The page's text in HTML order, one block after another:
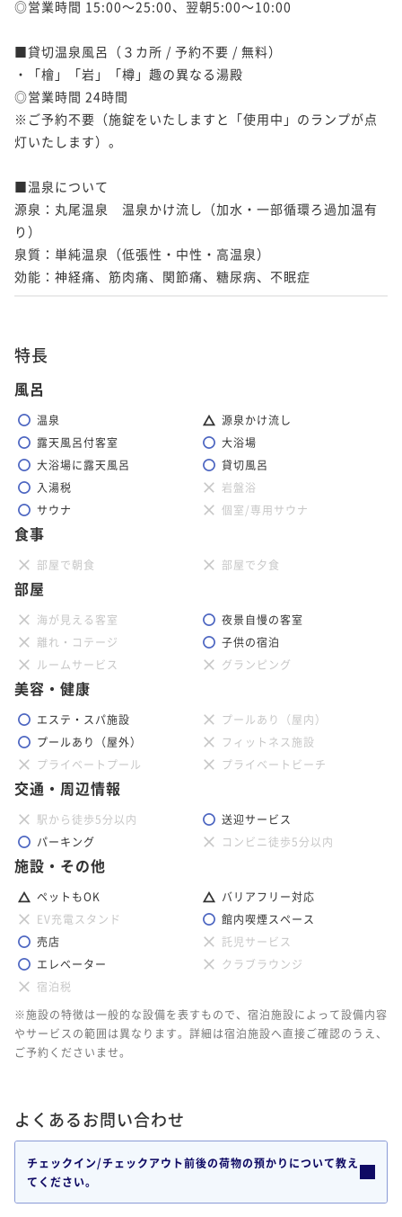
◎営業時間 15:00～25:00、翌朝5:00～10:00
■貸切温泉風呂（３カ所 / 予約不要 / 無料）
・「檜」「岩」「樽」趣の異なる湯殿
◎営業時間 24時間
※ご予約不要（施錠をいたしますと「使用中」のランプが点
灯いたします）。
■温泉について
源泉：丸尾温泉　温泉かけ流し（加水・一部循環ろ過加温有
り）
泉質：単純温泉（低張性・中性・高温泉）
効能：神経痛、筋肉痛、関節痛、糖尿病、不眠症
特長
風呂
温泉
源泉かけ流し
露天風呂付客室
大浴場
大浴場に露天風呂
貸切風呂
入湯税
岩盤浴
サウナ
個室/専用サウナ
食事
部屋で朝食 部屋で夕食
部屋
海が見える客室
夜景自慢の客室
離れ・コテージ
子供の宿泊
ルームサービス
グランピング
美容・健康
エステ・スパ施設
プールあり（屋内）
プールあり（屋外）
フィットネス施設
プライベートプール
プライベートビーチ
交通・周辺情報
駅から徒歩5分以内
送迎サービス
パーキング
コンビニ徒歩5分以内
施設・その他
ペットもOK
バリアフリー対応
EV充電スタンド
館内喫煙スペース
売店
託児サービス
エレベーター
クラブラウンジ
宿泊税
※施設の特徴は一般的な設備を表すもので、宿泊施設によって設備内容
やサービスの範囲は異なります。詳細は宿泊施設へ直接ご確認のうえ、
ご予約くださいませ。
よくあるお問い合わせ
チェックイン/チェックアウト前後の荷物の預かりについて教え
てください。